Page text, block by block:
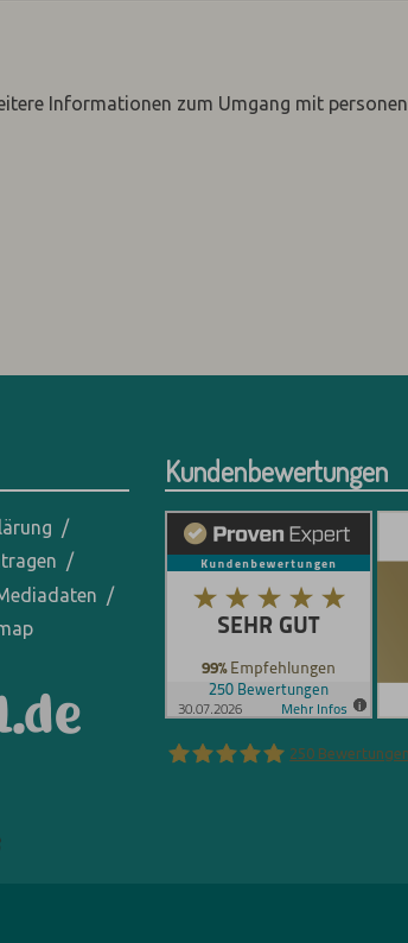
Informationen zum Umgang mit
Kundenbewertungen
250